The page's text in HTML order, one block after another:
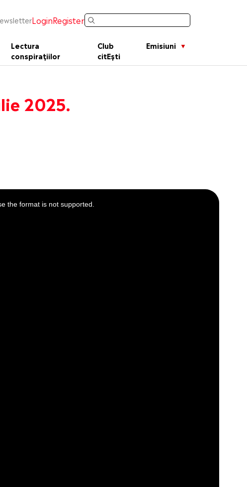
LoginRegister
Lectura
conspirațiilor
Club
citEști
Emisiuni
2025.
the format is not supported.